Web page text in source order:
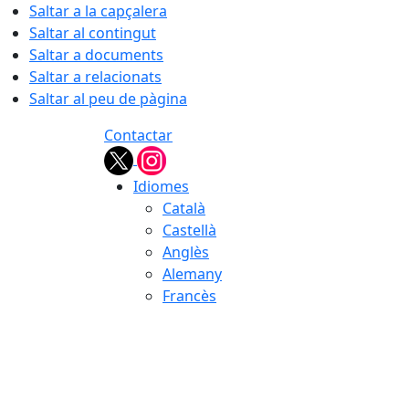
Saltar a la capçalera
Saltar al contingut
Saltar a documents
Saltar a relacionats
Saltar al peu de pàgina
Contactar
Idiomes
Català
Castellà
Anglès
Alemany
Francès